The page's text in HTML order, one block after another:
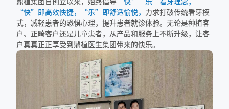
鼎植集团自创立以来，始终倡导 “快”“乐”看牙理念，
“快”即高效快捷，“乐”即舒适愉悦， 力求打破传统看牙模
式，减轻患者的恐惧心理，提升患者就诊体验。无论是种植客
户、正畸客户还是儿童患者，从产品和服务上不断升级，让客
户真真正正享受到鼎植医生集团带来的快乐。